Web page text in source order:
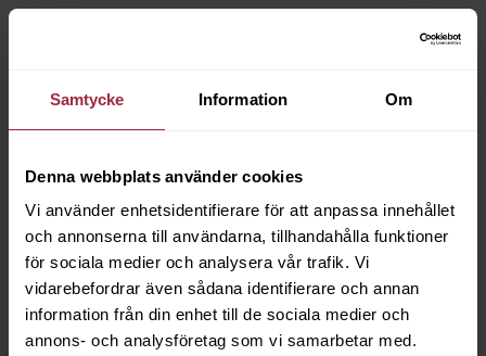
Samtycke Information Om
Denna webbplats använder cookies
Vi använder enhetsidentifierare för att anpassa innehållet
och annonserna till användarna, tillhandahålla funktioner
för sociala medier och analysera vår trafik. Vi
vidarebefordrar även sådana identifierare och annan
information från din enhet till de sociala medier och
annons- och analysföretag som vi samarbetar med.